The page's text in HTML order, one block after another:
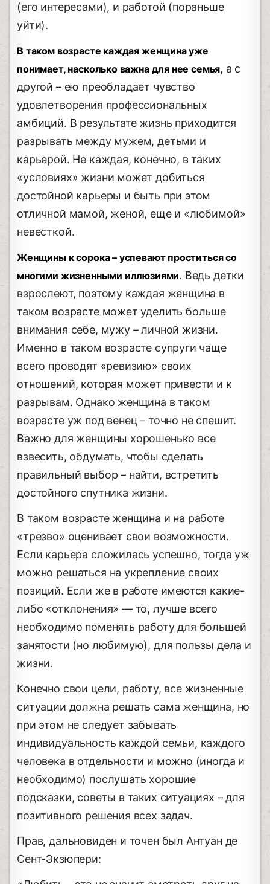
(его интересами), и работой (пораньше
уйти).
В таком возрасте каждая женщина уже
понимает, насколько важна для нее семья, а с
другой – ею преобладает чувство
удовлетворения профессиональных
амбиций. В результате жизнь приходится
разрывать между мужем, детьми и
карьерой. Не каждая, конечно, в таких
«условиях» жизни может добиться
достойной карьеры и быть при этом
отличной мамой, женой, еще и «любимой»
невесткой.
Женщины к сорока – успевают проститься со
многими жизненными иллюзиями. Ведь детки
взрослеют, поэтому каждая женщина в
таком возрасте может уделить больше
внимания себе, мужу – личной жизни.
Именно в таком возрасте супруги чаще
всего проводят «ревизию» своих
отношений, которая может привести и к
разрывам. Однако женщина в таком
возрасте уж под венец – точно не спешит.
Важно для женщины хорошенько все
взвесить, обдумать, чтобы сделать
правильный выбор – найти, встретить
достойного спутника жизни.
В таком возрасте женщина и на работе
«трезво» оценивает свои возможности.
Если карьера сложилась успешно, тогда уж
можно решаться на укрепление своих
позиций. Если же в работе имеются какие-
либо «отклонения» — то, лучше всего
необходимо поменять работу для большей
занятости (но любимую), для пользы дела и
жизни.
Конечно свои цели, работу, все жизненные
ситуации должна решать сама женщина, но
при этом не следует забывать
индивидуальность каждой семьи, каждого
человека в отдельности и можно (иногда и
необходимо) послушать хорошие
подсказки, советы в таких ситуациях – для
позитивного решения всех задач.
Прав, дальновиден и точен был Антуан де
Сент-Экзюпери: